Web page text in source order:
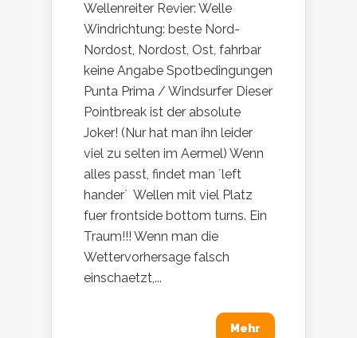
Wellenreiter Revier: Welle
Windrichtung: beste Nord-
Nordost, Nordost, Ost, fahrbar
keine Angabe Spotbedingungen
Punta Prima / Windsurfer Dieser
Pointbreak ist der absolute
Joker! (Nur hat man ihn leider
viel zu selten im Aermel) Wenn
alles passt, findet man ´left
hander` Wellen mit viel Platz
fuer frontside bottom turns. Ein
Traum!!! Wenn man die
Wettervorhersage falsch
einschaetzt,...
Mehr